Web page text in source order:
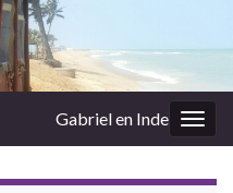
Gabriel en Inde